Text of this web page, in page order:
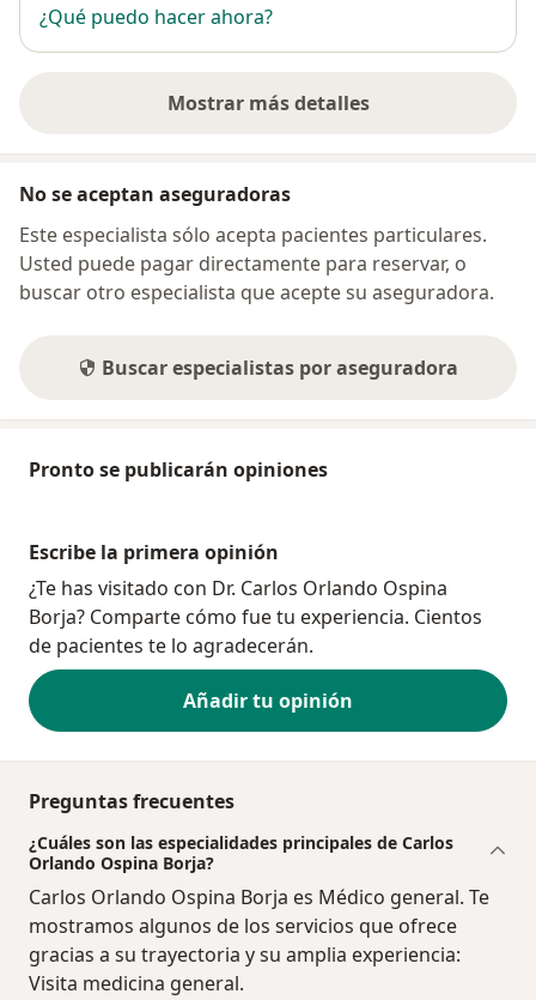
¿Qué puedo hacer ahora?
Mostrar más detalles
sobre la dirección
No se aceptan aseguradoras
Este especialista sólo acepta pacientes particulares.
Usted puede pagar directamente para reservar, o
buscar otro especialista que acepte su aseguradora.
Buscar especialistas por aseguradora
Pronto se publicarán opiniones
Escribe la primera opinión
¿Te has visitado con Dr. Carlos Orlando Ospina
Borja? Comparte cómo fue tu experiencia. Cientos
de pacientes te lo agradecerán.
Añadir tu opinión
Preguntas frecuentes
¿Cuáles son las especialidades principales de Carlos
Orlando Ospina Borja?
Carlos Orlando Ospina Borja es Médico general. Te
mostramos algunos de los servicios que ofrece
gracias a su trayectoria y su amplia experiencia:
Visita medicina general.